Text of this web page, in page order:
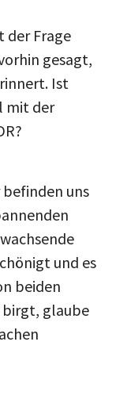
der Frage
gesagt,
Ist
mit der
uns
und es
beiden
birgt, glaube